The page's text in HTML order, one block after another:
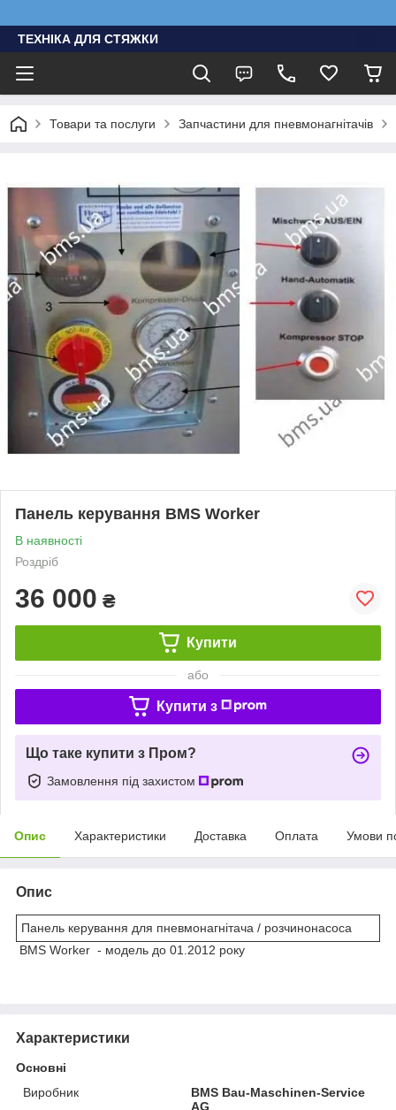
ТЕХНІКА ДЛЯ СТЯЖКИ
Товари та послуги Запчастини для пневмонагнітачів
Панель керування BMS Worker
В наявності
Роздріб
36 000 ₴
Купити
або
Купити з
Що таке купити з Пром?
Замовлення під захистом
Опис Характеристики Доставка Оплата Умови
Опис
Панель керування для пневмонагнітача / розчинонасоса
BMS Worker - модель до 01.2012 року
Характеристики
Основні
Виробник
BMS Bau-Maschinen-Service
AG